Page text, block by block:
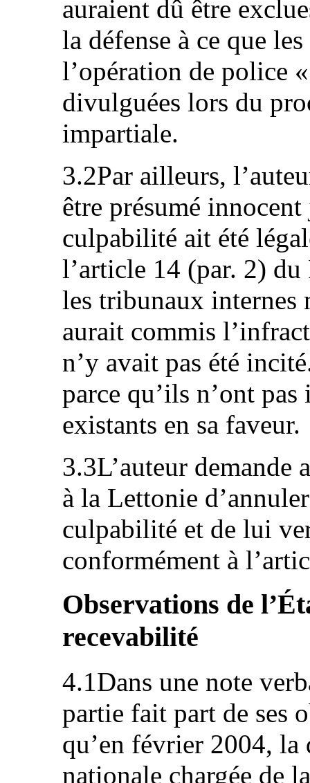
auraient dû être
la défense à ce que
l’opération de police
divulguées lors du
impartiale.
3.2Par ailleurs,
être présumé innocent
culpabilité ait été
l’article 14 (par. 2) du
les tribunaux internes
aurait commis
n’y avait pas été
parce qu’ils n’ont
existants en sa faveur.
3.3L’auteur demande
à la Lettonie
culpabilité et de lui
conformément à
Observations de
recevabilité
4.1Dans une note
partie fait part de ses
qu’en février 2004,
nationale chargée de